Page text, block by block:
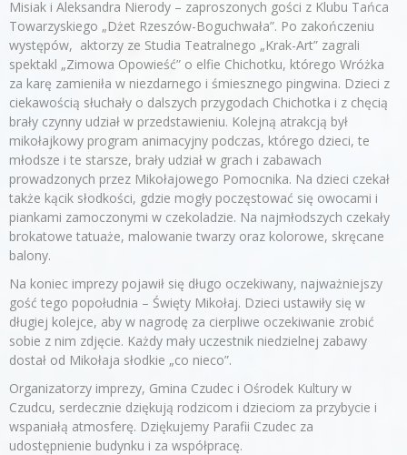
Misiak i Aleksandra Nierody – zaproszonych gości z Klubu Tańca
Towarzyskiego „Dżet Rzeszów-Boguchwała”. Po zakończeniu
występów, aktorzy ze Studia Teatralnego „Krak-Art” zagrali
spektakl „Zimowa Opowieść” o elfie Chichotku, którego Wróżka
za karę zamieniła w niezdarnego i śmiesznego pingwina. Dzieci z
ciekawością słuchały o dalszych przygodach Chichotka i z chęcią
brały czynny udział w przedstawieniu. Kolejną atrakcją był
mikołajkowy program animacyjny podczas, którego dzieci, te
młodsze i te starsze, brały udział w grach i zabawach
prowadzonych przez Mikołajowego Pomocnika. Na dzieci czekał
także kącik słodkości, gdzie mogły poczęstować się owocami i
piankami zamoczonymi w czekoladzie. Na najmłodszych czekały
brokatowe tatuaże, malowanie twarzy oraz kolorowe, skręcane
balony.
Na koniec imprezy pojawił się długo oczekiwany, najważniejszy
gość tego popołudnia – Święty Mikołaj. Dzieci ustawiły się w
długiej kolejce, aby w nagrodę za cierpliwe oczekiwanie zrobić
sobie z nim zdjęcie. Każdy mały uczestnik niedzielnej zabawy
dostał od Mikołaja słodkie „co nieco”.
Organizatorzy imprezy, Gmina Czudec i Ośrodek Kultury w
Czudcu, serdecznie dziękują rodzicom i dzieciom za przybycie i
wspaniałą atmosferę. Dziękujemy Parafii Czudec za
udostępnienie budynku i za współpracę.